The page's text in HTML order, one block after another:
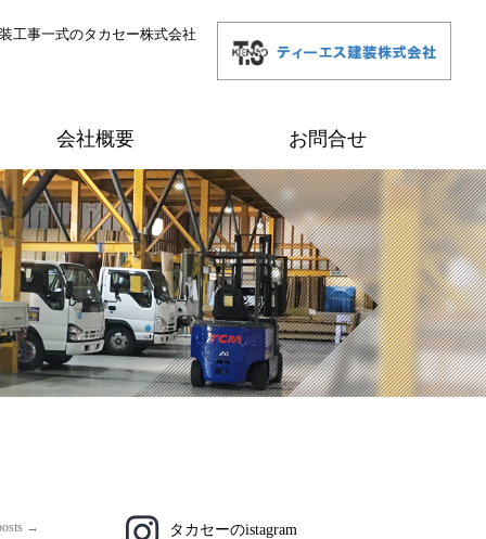
工事一式のタカセー株式会社
会社概要 お問合せ
→ タカセーのistagram